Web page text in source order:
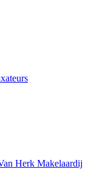
Herk Makelaardij